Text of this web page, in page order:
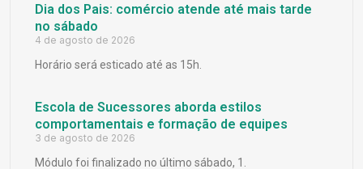
Dia dos Pais: comércio atende até mais tarde
no sábado
4 de agosto de 2026
Horário será esticado até as 15h.
Escola de Sucessores aborda estilos
comportamentais e formação de equipes
3 de agosto de 2026
Módulo foi finalizado no último sábado, 1.